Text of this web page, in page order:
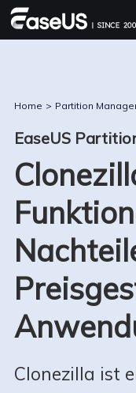
Home > Partition
EaseUS
Clonezilla ist